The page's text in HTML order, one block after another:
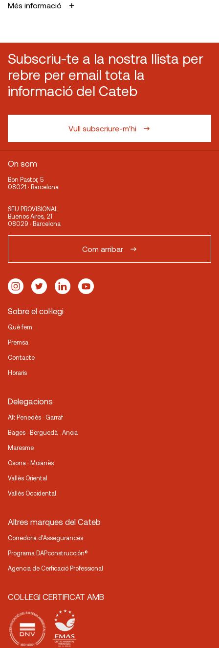
Més informació
Subscriu-te a la nostra llista per
rebre per email tota la
informació del Cateb
Vull subscriure-m'hi
On som
Bon Pastor, 5
08021 · Barcelona
SEU PROVISIONAL
Buenos Aires, 21
08029 · Barcelona
Com arribar
Sobre el col·legi
Què fem
Premsa
Contacte
Horaris
Delegacions
Alt Penedès · Garraf
Bages · Berguedà · Anoia
Maresme
Osona · Moianès
Vallès Oriental
Vallès Occidental
Altres marques del Cateb
Corredoria d’Assegurances
Programa DAPconstrucción®
Agencia de Cerficació Professional
COL·LEGI CERTIFICAT AMB